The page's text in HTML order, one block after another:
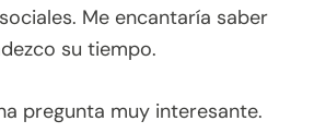
Me encantaría saber
su tiempo.
pregunta muy interesante.